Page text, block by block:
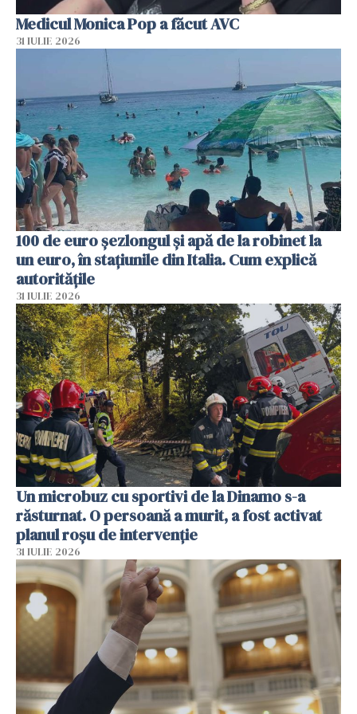
Medicul Monica Pop a făcut AVC
31 IULIE 2026
100 de euro șezlongul și apă de la robinet la
un euro, în stațiunile din Italia. Cum explică
autoritățile
31 IULIE 2026
Un microbuz cu sportivi de la Dinamo s-a
răsturnat. O persoană a murit, a fost activat
planul roșu de intervenție
31 IULIE 2026